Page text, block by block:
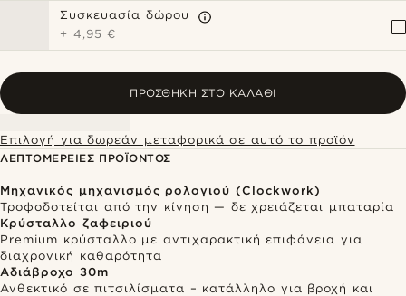
Συσκευασία δώρου
+ 4,95 €
ΠΡΟΣΘΉΚΗ ΣΤΟ ΚΑΛΆΘΙ
Επιλογή για δωρεάν μεταφορικά σε αυτό το προϊόν
ΛΕΠΤΟΜΈΡΕΙΕΣ ΠΡΟΪΌΝΤΟΣ
Μηχανικός μηχανισμός ρολογιού (Clockwork)
Τροφοδοτείται από την κίνηση — δε χρειάζεται μπαταρία
Κρύσταλλο ζαφειριού
Premium κρύσταλλο με αντιχαρακτική επιφάνεια για
διαχρονική καθαρότητα
Αδιάβροχο 30m
Ανθεκτικό σε πιτσιλίσματα – κατάλληλο για βροχή και